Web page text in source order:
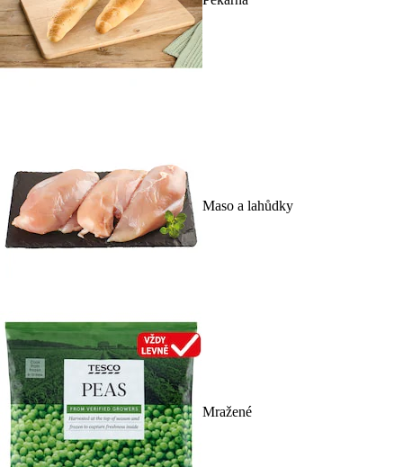
Maso a lahůdky
Mražené